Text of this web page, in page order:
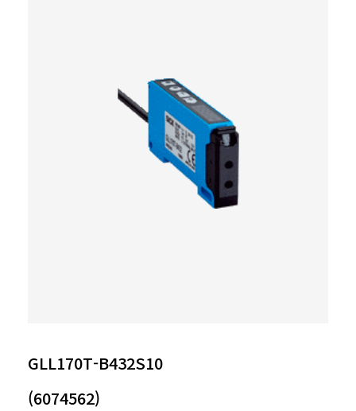
GLL170T-B432S10
(6074562)